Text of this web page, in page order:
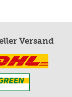
Versand